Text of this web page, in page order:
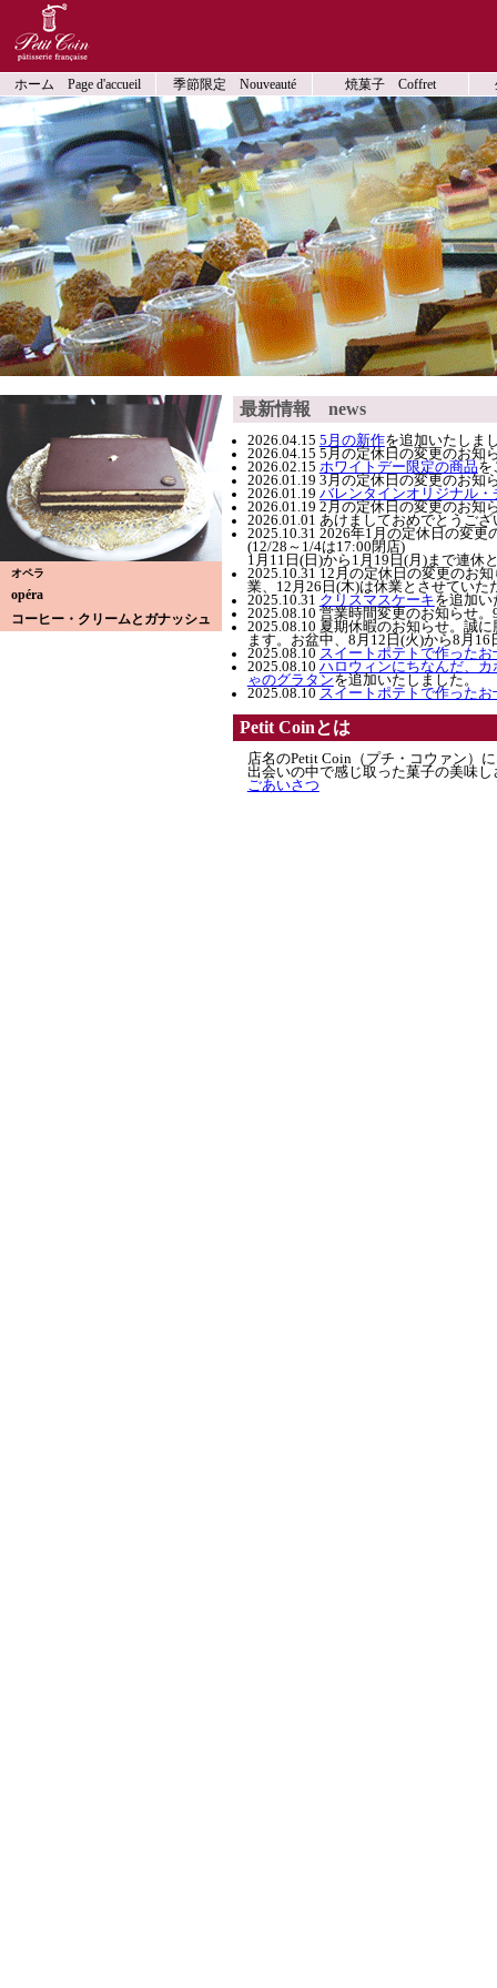
ホーム Page d'accueil 季節限定 Nouveauté 焼菓子 Coffret
オペラ
opéra
コーヒー・クリームとガナッシュ
最新情報 news
2026.04.15 5月の新作を追加いたしま
2026.04.15 5月の定休日の変更のお知
2026.02.15 ホワイトデー限定の商品を
2026.01.19 3月の定休日の変更のお知
2026.01.19 バレンタインオリジナル・
2026.01.19 2月の定休日の変更のお知
2026.01.01 あけましておめでとうご
2025.10.31 2026年1月の定休日の変
(12/28～1/4は17:00閉店)
1月11日(日)から1月19日(月)まで連休
2025.10.31 12月の定休日の変更のお
業、12月26日(木)は休業とさせていた
2025.10.31 クリスマスケーキを追加い
2025.08.10 営業時間変更のお知らせ
2025.08.10 夏期休暇のお知らせ。誠
ます。お盆中、8月12日(火)から8月
2025.08.10 スイートポテトで作った
2025.08.10 ハロウィンにちなんだ、
ゃのグラタンを追加いたしました。
2025.08.10 スイートポテトで作った
Petit Coinとは
店名のPetit Coin（プチ・コウァン）
出会いの中で感じ取った菓子の美味
ごあいさつ